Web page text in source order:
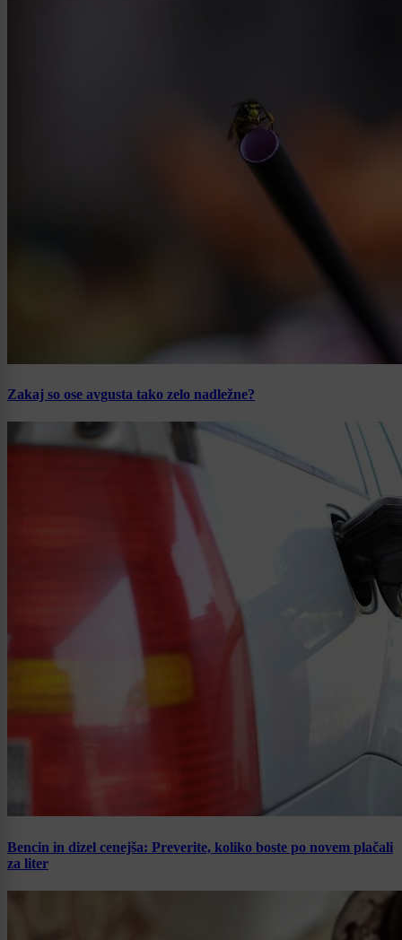
Zakaj so ose avgusta tako zelo nadležne?
Bencin in dizel cenejša: Preverite, koliko boste po novem plačali
za liter